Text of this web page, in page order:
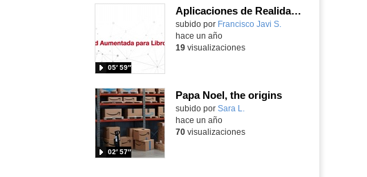
Aplicaciones de Realidad Aumentada a libros ilustrados
Contenido educativo.
subido por Francisco Javi S.
05′ 59″
hace un año
19visualizaciones
Papa Noel, the origins
Contenido educativo.
subido por Sara L.
02′ 57″
hace un año
70visualizaciones